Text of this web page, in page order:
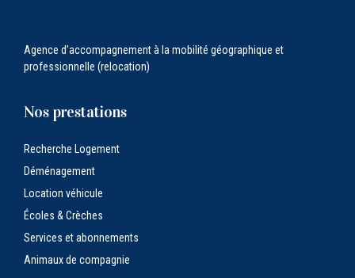
Agence d’accompagnement à la mobilité géographique et
professionnelle (relocation)
Nos prestations
Recherche Logement
Déménagement
Location véhicule
Écoles & Crèches
Services et abonnements
Animaux de compagnie